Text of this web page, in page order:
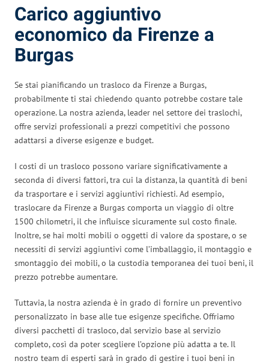
Carico aggiuntivo
economico da Firenze a
Burgas
Se stai pianificando un trasloco da Firenze a Burgas,
probabilmente ti stai chiedendo quanto potrebbe costare tale
operazione. La nostra azienda, leader nel settore dei traslochi,
offre servizi professionali a prezzi competitivi che possono
adattarsi a diverse esigenze e budget.
I costi di un trasloco possono variare significativamente a
seconda di diversi fattori, tra cui la distanza, la quantità di beni
da trasportare e i servizi aggiuntivi richiesti. Ad esempio,
traslocare da Firenze a Burgas comporta un viaggio di oltre
1500 chilometri, il che influisce sicuramente sul costo finale.
Inoltre, se hai molti mobili o oggetti di valore da spostare, o se
necessiti di servizi aggiuntivi come l’imballaggio, il montaggio e
smontaggio dei mobili, o la custodia temporanea dei tuoi beni, il
prezzo potrebbe aumentare.
Tuttavia, la nostra azienda è in grado di fornire un preventivo
personalizzato in base alle tue esigenze specifiche. Offriamo
diversi pacchetti di trasloco, dal servizio base al servizio
completo, così da poter scegliere l’opzione più adatta a te. Il
nostro team di esperti sarà in grado di gestire i tuoi beni in